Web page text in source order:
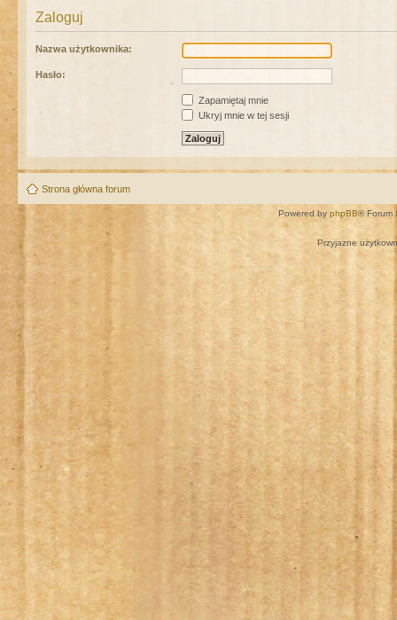
Zaloguj
Nazwa użytkownika:
Hasło:
Zapamiętaj mnie
Ukryj mnie w tej sesji
Strona główna forum
Powered by phpBB® Forum
Przyjazne